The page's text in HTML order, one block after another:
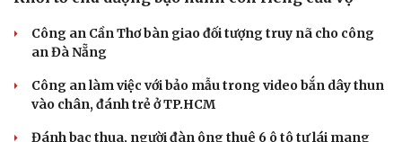
Công an Cần Thơ bàn giao đối tượng truy nã cho công
an Đà Nẵng
Công an làm việc với bảo mẫu trong video bắn dây thun
vào chân, đánh trẻ ở TP.HCM
Đánh bạc thua, người đàn ông thuê 6 ô tô tự lái mang